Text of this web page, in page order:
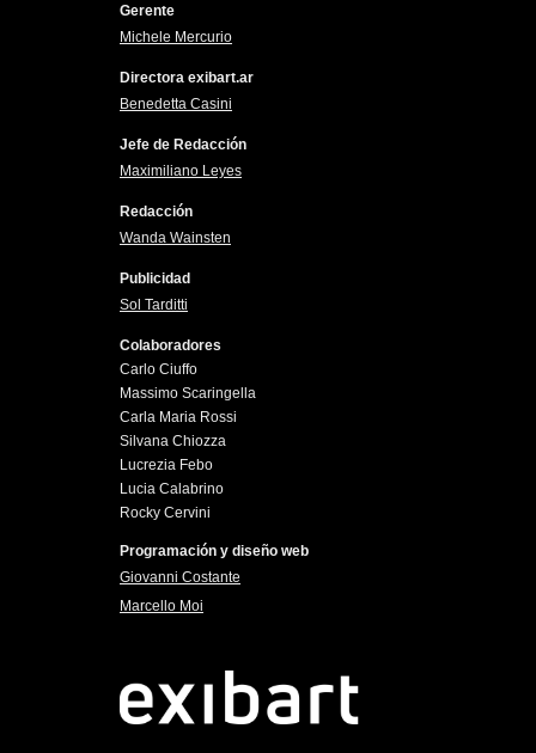
Gerente
Michele Mercurio
Directora exibart.ar
Benedetta Casini
Jefe de Redacción
Maximiliano Leyes
Redacción
Wanda Wainsten
Publicidad
Sol Tarditti
Colaboradores
Carlo Ciuffo
Massimo Scaringella
Carla Maria Rossi
Silvana Chiozza
Lucrezia Febo
Lucia Calabrino
Rocky Cervini
Programación y diseño web
Giovanni Costante
Marcello Moi